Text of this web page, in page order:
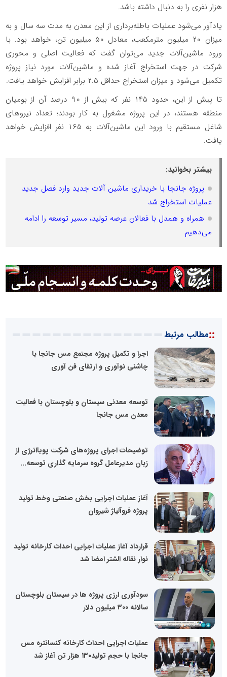
هزار نفری را به دنبال داشته باشد.
یادآور می‌شود عملیات باطله‌برداری از این معدن به مدت سه سال و به
میزان ۲۰ میلیون مترمکعب، معادل ۵۰ میلیون تن، خواهد بود. با
ورود ماشین‌آلات جدید می‌توان گفت که فعالیت اصلی و محوری
شرکت در جهت استخراج آغاز شده و ماشین‌آلات مورد نیاز پروژه
تکمیل می‌شود و میزان استخراج حداقل ۲.۵ برابر افزایش خواهد یافت.
تا پیش از این، حدود ۱۴۵ نفر که بیش از ۹۰ درصد آن از بومیان
منطقه هستند، در این پروژه مشغول به کار بودند؛ تعداد نیروهای
شاغل مستقیم با ورود این ماشین‌آلات به ۱۶۵ نفر افزایش خواهد
یافت.
بیشتر بخوانید:
پروژه جانجا با خریداری ماشین آلات جدید وارد فصل جدید
عملیات استخراج شد
همراه و همدل با فعالان عرصه تولید، مسیر توسعه را ادامه
می‌دهیم
::مطالب مرتبط
اجرا و تکمیل پروژه مجتمع مس جانجا با
چاشنی نوآوری و ارتقای فن آوری
توسعه معدنی سیستان و بلوچستان با فعالیت
معدن مس جانجا
توضیحات اجرای پروژه‌های شرکت پویاانرژی از
زبان مدیرعامل گروه سرمایه گذاری توسعه...
آغاز عملیات اجرایی بخش صنعتی وخط تولید
پروژه فروآلیاژ شیروان
قرارداد آغاز عملیات اجرایی احداث کارخانه تولید
نوار نقاله الشتر امضا شد
سودآوری ارزی پروژه ها در سیستان بلوچستان
سالانه ۳۰۰ میلیون دلار
عملیات اجرایی احداث کارخانه کنسانتره مس
جانجا با حجم تولید۱۳۰ هزار تن آغاز شد